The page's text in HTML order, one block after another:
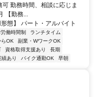
勤務時間、相談に応じま
【勤務...
態】 パート・アルバイト
働時間制
ランチタイム
OK
副業・WワークOK
資格取得支援あり
長期
あり バイク通勤OK 早朝